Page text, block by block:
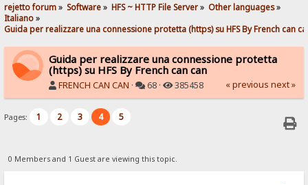
rejetto forum» Software» HFS ~ HTTP File Server» Other languages»
Italiano»
Guida per realizzare una connessione protetta (https) su HFS By French can
Guida per realizzare una connessione protetta
(https) su HFS By French can can
FRENCH CAN CAN · 68 · 385458 « previous next »
Pages: 1 2 3 4 5
0 Members and 1 Guest are viewing this topic.